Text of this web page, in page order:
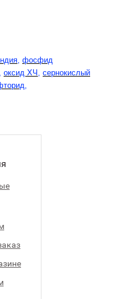
, фосфид
, оксид ХЧ , сернокислый
,